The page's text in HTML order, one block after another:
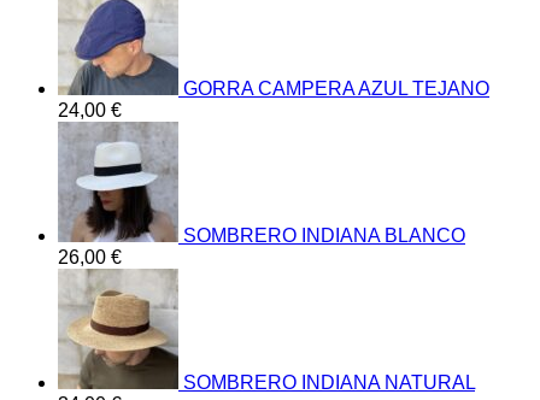
GORRA CAMPERA AZUL TEJANO
24,00 €
SOMBRERO INDIANA BLANCO
26,00 €
SOMBRERO INDIANA NATURAL